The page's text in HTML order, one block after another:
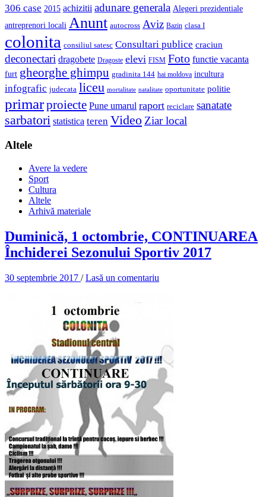
306 case 2015 achizitii adunare generala Alegeri prezidentiale
antreprenori locali Anunt autocross Aviz Bazin clasa I
colonita consiliul satesc Consultari publice craciun
deconectari dragobete Dragoste elevi FISM Foto functie vacanta
furt gheorghe ghimpu gradinita 144 hai moldova incultura
infografic judecata liceu mortalitate natalitate oportunitate politie
primarproiecte Pune umarul raport reciclare sanatate
sarbatori statistica teren Video Ziar local
Altele
Avere la vedere
Sport
Cultura
Altele
Arhivă materiale
Duminică, 1 octombrie, CONTINUAREA
Închiderei Sezonului Sportiv 2017
30 septembrie 2017 /Lasă un comentariu